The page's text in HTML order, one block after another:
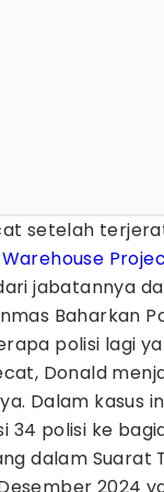
setelah
jabatannya
Baharkan
polisi lagi
Donald
Dalam kasus
34 polisi ke
dalam Suarat